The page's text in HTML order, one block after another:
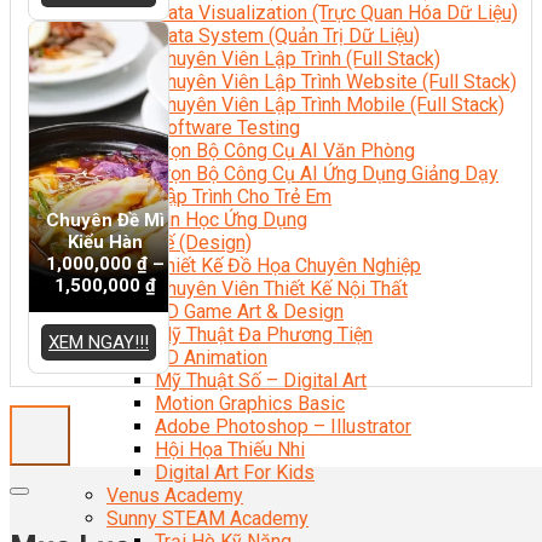
Data Visualization (Trực Quan Hóa Dữ Liệu)
Data System (Quản Trị Dữ Liệu)
Chuyên Viên Lập Trình (Full Stack)
Chuyên Viên Lập Trình Website (Full Stack)
Chuyên Viên Lập Trình Mobile (Full Stack)
Software Testing
Trọn Bộ Công Cụ AI Văn Phòng
Trọn Bộ Công Cụ AI Ứng Dụng Giảng Dạy
Lập Trình Cho Trẻ Em
Tin Học Ứng Dụng
Thiết Kế (Design)
Thiết Kế Đồ Họa Chuyên Nghiệp
Chuyên Viên Thiết Kế Nội Thất
3D Game Art & Design
Mỹ Thuật Đa Phương Tiện
3D Animation
Mỹ Thuật Số – Digital Art
Motion Graphics Basic
Adobe Photoshop – Illustrator
Hội Họa Thiếu Nhi
Digital Art For Kids
Venus Academy
Sunny STEAM Academy
Chuyên Đề Mì
Kiểu Hàn
1,000,000₫–
1,500,000 ₫
XEM NGAY!!!